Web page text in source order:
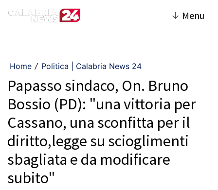
↓ Menu
Home / Politica | Calabria News 24
Papasso sindaco, On. Bruno
Bossio (PD): "una vittoria per
Cassano, una sconfitta per il
diritto,legge su scioglimenti
sbagliata e da modificare
subito"